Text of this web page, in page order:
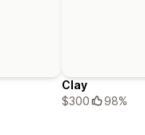
Clay
$300
98%